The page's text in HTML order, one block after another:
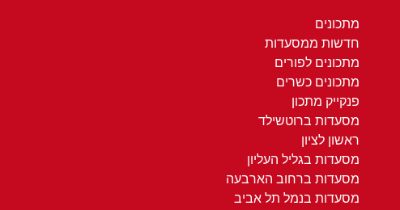
מתכונים
חדשות ממסעדות
מתכונים לפורים
מתכונים כשרים
פנקייק מתכון
מסעדות ברוטשילד
ראשון לציון
מסעדות בגליל העליון
מסעדות ברחוב הארבעה
מסעדות בנמל תל אביב